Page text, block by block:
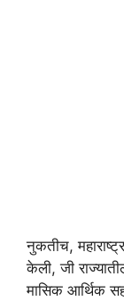
नुकतीच,
केली, जी
मासिक आर्थिक